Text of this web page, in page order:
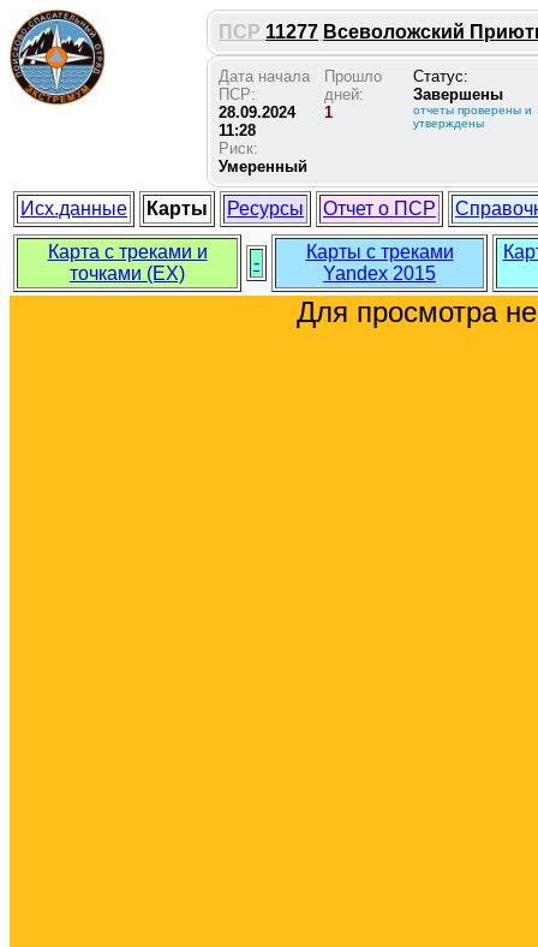
ПСР 11277 Всеволожский
Дата начала
ПСР:
28.09.2024
11:28
Риск:
Умеренный
Прошло
дней:
1
Статус:
Завершены
отчеты проверены и
утверждены
Исх.данные Карты Ресурсы Отчет о ПСР
Карта с треками и
точками (EX)
-
Карты с треками
Yandex 2015
Для просмотра